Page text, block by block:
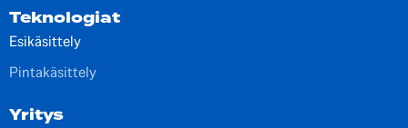
Teknologiat
Esikäsittely
Pintakäsittely
Yritys